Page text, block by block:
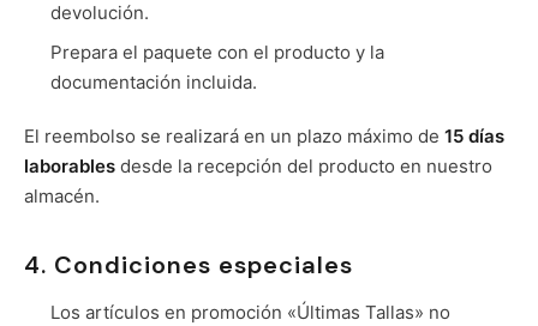
devolución.
Prepara el paquete con el producto y la
documentación incluida.
El reembolso se realizará en un plazo máximo de 15 días
laborables desde la recepción del producto en nuestro
almacén.
4. Condiciones especiales
Los artículos en promoción «Últimas Tallas» no